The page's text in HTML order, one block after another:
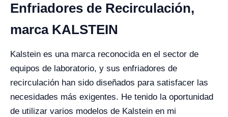
Enfriadores de Recirculación,
marca KALSTEIN
Kalstein es una marca reconocida en el sector de
equipos de laboratorio, y sus enfriadores de
recirculación han sido diseñados para satisfacer las
necesidades más exigentes. He tenido la oportunidad
de utilizar varios modelos de Kalstein en mi